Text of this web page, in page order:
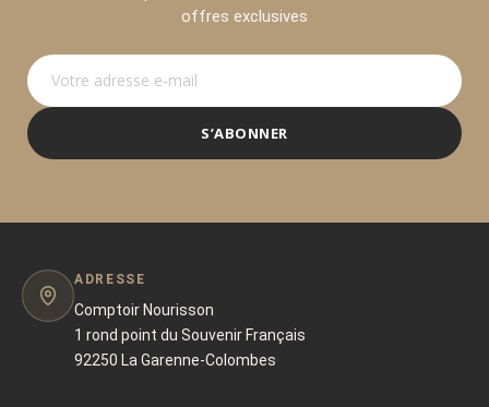
offres exclusives
S’ABONNER
ADRESSE
Comptoir Nourisson
1 rond point du Souvenir Français
92250 La Garenne-Colombes